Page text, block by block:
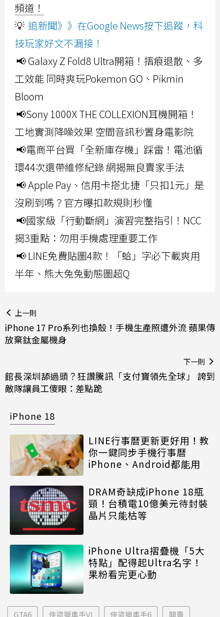
頻道！
💡 追新聞》》在Google News按下追蹤，科
技玩家好文不漏接！
📢 Galaxy Z Fold8 Ultra開箱！摺痕退散、多
工效能 同時爽玩Pokemon GO、Pikmin
Bloom
📢Sony 1000X THE COLLEXION耳機開箱！
工地實測降噪效果 空間音訊秒置身電影院
📢電商平台買「全新庫存機」踩雷！電池循
環44次還帶維修紀錄 網揭無良賣家手法
📢 Apple Pay、信用卡搭北捷「只扣1元」是
沒刷到嗎？官方曝扣款規則秒懂
📢國家級「行動斷網」演習完整指引！NCC
揭3重點：勿用手機處理重要工作
📢 LINE免費貼圖4款！「蛤」字必下載爽用
半年、熊大兔兔動態圖超Q
上一則
iPhone 17 Pro系列也換殼！手機生產照遭外流 蘋果傳
放棄鈦金屬機身
下一則
館長深圳舔過頭？狂讚騰訊「支付寶領先全球」 誇到
敵隊讓員工傻眼：差點跪
iPhone 18
LINE行事曆更新更好用！教
你一鍵同步手機行事曆
iPhone、Android都能用
DRAM奇缺成iPhone 18瓶
頸！台積電10億美元待封裝
晶片只能枯等
iPhone Ultra摺疊機「5大
特點」配得起Ultra名字！
果粉看完更心動
GTA6 俠盜獵車手VI 俠盜獵車手6 開賣